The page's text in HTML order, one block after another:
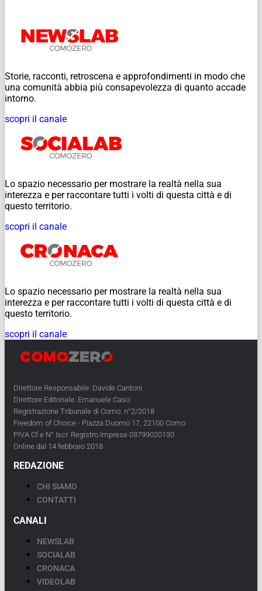
Storie, racconti, retroscena e approfondimenti in modo che
una comunità abbia più consapevolezza di quanto accade
intorno.
scopri il canale
Lo spazio necessario per mostrare la realtà nella sua
interezza e per raccontare tutti i volti di questa città e di
questo territorio.
scopri il canale
Lo spazio necessario per mostrare la realtà nella sua
interezza e per raccontare tutti i volti di questa città e di
questo territorio.
scopri il canale
Direttore Responsabile: Davide Cantoni
Direttore Editoriale: Emanuele Caso
Registrazione Tribunale di Como: n°2/2018
Freedom of Choice - Piazza Duomo 17, 22100 Como
PIVA Cf e N° Iscr. Registro Imprese 03799020130
Online dal 14 febbraio 2018
REDAZIONE
CHI SIAMO
CONTATTI
CANALI
NEWSLAB
SOCIALAB
CRONACA
VIDEOLAB